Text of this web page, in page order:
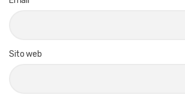
Sito web